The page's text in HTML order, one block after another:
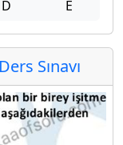
D E
Sınavı